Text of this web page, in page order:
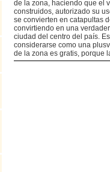
de la zona, haciendo que el
construidos, autorizado su
se convierten en catapultas
convirtiendo en una
ciudad del centro del país.
considerarse como una
de la zona es gratis, porque